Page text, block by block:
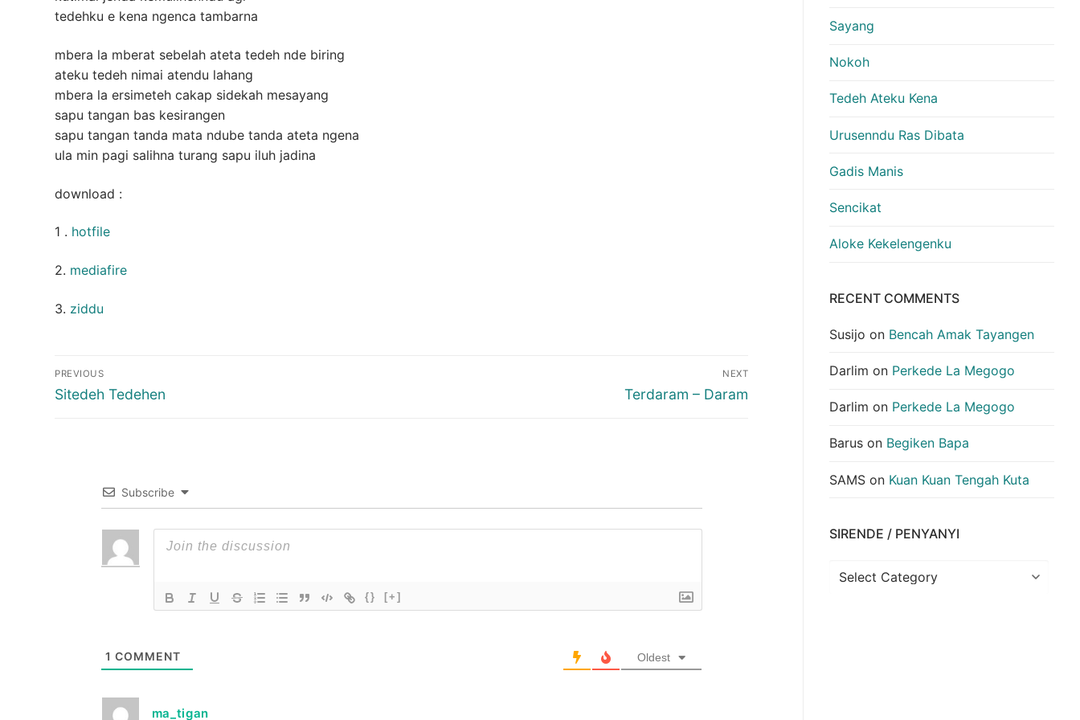
tedehku e kena ngenca tambarna
mbera la mberat sebelah ateta tedeh nde biring
ateku tedeh nimai atendu lahang
mbera la ersimeteh cakap sidekah mesayang
sapu tangan bas kesirangen
sapu tangan tanda mata ndube tanda ateta ngena
ula min pagi salihna turang sapu iluh jadina
download :
1 . hotfile
2. mediafire
3. ziddu
Post
navigation
PREVIOUS
Previous
Sitedeh Tedehen
NEXT
Next
Terdaram – Daram
Subscribe
{} [+]
1 COMMENT Oldest
ma_tigan
Sayang
Nokoh
Tedeh Ateku Kena
Urusenndu Ras Dibata
Gadis Manis
Sencikat
Aloke Kekelengenku
RECENT COMMENTS
Susijo on Bencah Amak Tayangen
Darlim on Perkede La Megogo
Darlim on Perkede La Megogo
Barus on Begiken Bapa
SAMS on Kuan Kuan Tengah Kuta
SIRENDE / PENYANYI
Sirende